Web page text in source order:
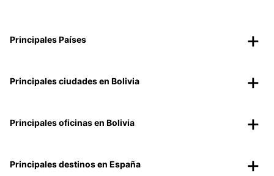
Principales Países
Principales ciudades en Bolivia
Principales oficinas en Bolivia
Principales destinos en España